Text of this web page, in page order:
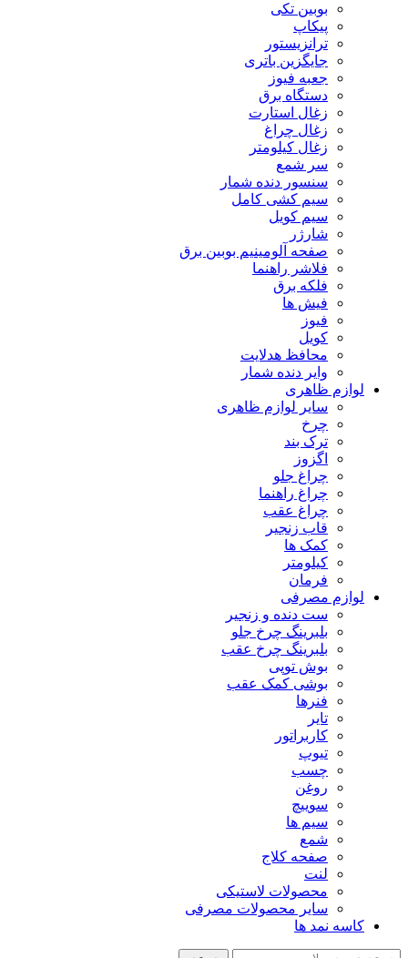
بوبین تکی
پیکاپ
ترانزیستور
جایگزین باتری
جعبه فیوز
دستگاه برق
زغال استارت
زغال چراغ
زغال کیلومتر
سر شمع
سنسور دنده شمار
سیم کشی کامل
سیم کویل
شارژر
صفحه آلومینیم بوبین برق
فلاشر راهنما
فلکه برق
فیش ها
فیوز
کویل
محافظ هدلایت
وایر دنده شمار
لوازم ظاهری
سایر لوازم ظاهری
چرخ
ترک بند
اگزوز
چراغ جلو
چراغ راهنما
چراغ عقب
قاب زنجیر
کمک ها
کیلومتر
فرمان
لوازم مصرفی
ست دنده و زنجیر
بلبرینگ چرخ جلو
بلبرینگ چرخ عقب
بوش توپی
بوشی کمک عقب
فنرها
تایر
کاربراتور
تیوپ
چسب
روغن
سوییچ
سیم ها
شمع
صفحه کلاج
لنت
محصولات لاستیکی
سایر محصولات مصرفی
کاسه نمد ها